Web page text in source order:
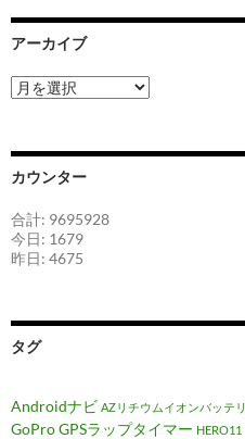
アーカイブ
ア
ー
ブ
カウンター
合計: 9695928
今日: 1679
昨日: 4675
タグ
Androidナビ AZリチウムイオンバッテ
GoProGPSラップタイマー HERO11